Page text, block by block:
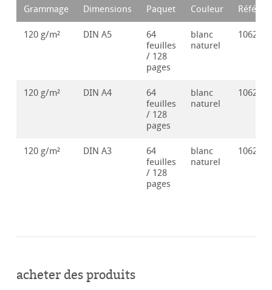
Grammage Dimensions Paquet Couleur
120 g/m² DIN A5
64
feuilles
/ 128
pages
blanc
naturel
120 g/m² DIN A4
64
feuilles
/ 128
pages
blanc
naturel
120 g/m² DIN A3
64
feuilles
/ 128
pages
blanc
naturel
acheter des produits